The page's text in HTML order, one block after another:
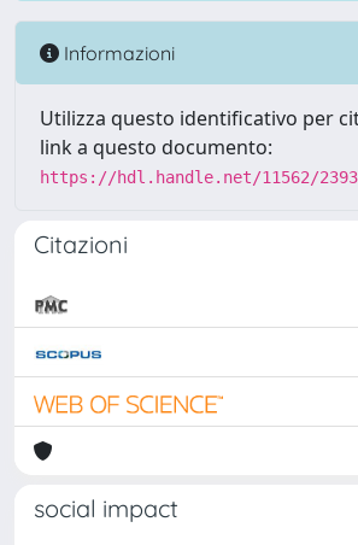
Informazioni
Utilizza questo identificativo per
link a questo documento:
https://hdl.handle.net/11562/
Citazioni
social impact